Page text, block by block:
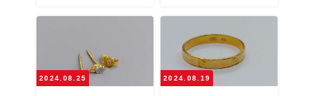
Pembelian Emas > 18k
18k Gold Brooch
Kami membelinya!
Pembelian Emas > 18k
Kihei Jewelry
Kami membelinya!
2024.08.25 2024.08.19